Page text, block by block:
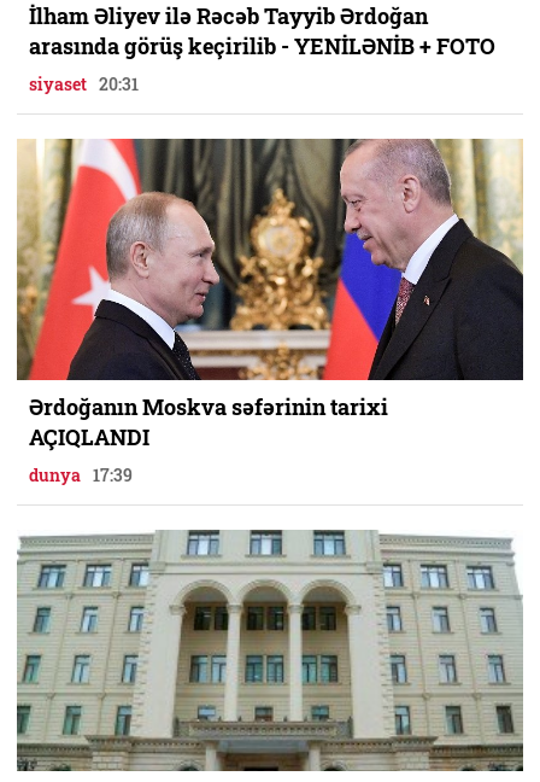
İlham Əliyev ilə Rəcəb Tayyib Ərdoğan
arasında görüş keçirilib - YENİLƏNİB + FOTO
siyaset 20:31
Ərdoğanın Moskva səfərinin tarixi
AÇIQLANDI
dunya 17:39